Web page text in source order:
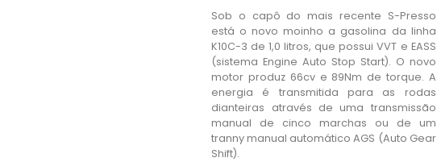
Sob o capô do mais recente S-Presso
está o novo moinho a gasolina da linha
K10C-3 de 1,0 litros, que possui VVT e EASS
(sistema Engine Auto Stop Start). O novo
motor produz 66cv e 89Nm de torque. A
energia é transmitida para as rodas
dianteiras através de uma transmissão
manual de cinco marchas ou de um
tranny manual automático AGS (Auto Gear
Shift).